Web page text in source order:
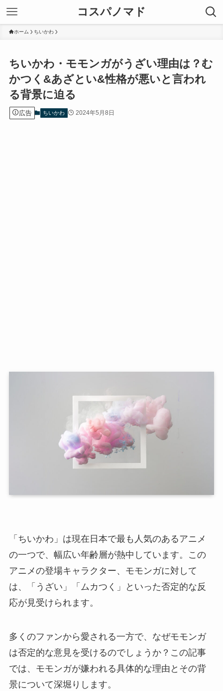
コスパノマド
ホーム ちいかわ
ちいかわ・モモンガがうざい理由は？む
かつく&あざとい&性格が悪いと言われ
る背景に迫る
広告 ちいかわ 2024年5月8日
「ちいかわ」は現在日本で最も人気のあるアニメ
の一つで、幅広い年齢層が熱中しています。この
アニメの登場キャラクター、モモンガに対して
は、「うざい」「ムカつく」といった否定的な反
応が見受けられます。
多くのファンから愛される一方で、なぜモモンガ
は否定的な意見を受けるのでしょうか？この記事
では、モモンガが嫌われる具体的な理由とその背
景について深堀りします。